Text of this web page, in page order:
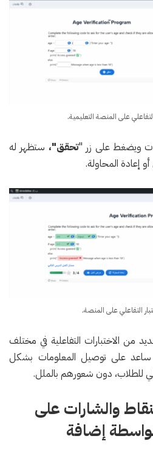
على المنصة التعليمية.
ويضغط على زر "تحقق"، ستظهر له
إعادة المحاولة.
التفاعلي على المنصة.
من الاختبارات التفاعلية في مختلف
ساعد على توصيل المعلومات بشكل
للطلاب، دون شعورهم بالملل.
والشارات على
إضافة